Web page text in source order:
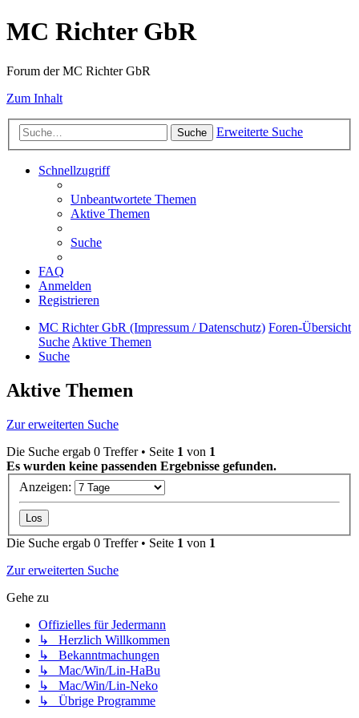
MC Richter GbR
Forum der MC Richter GbR
Zum Inhalt
Suche Erweiterte Suche
Schnellzugriff
Unbeantwortete Themen
Aktive Themen
Suche
FAQ
Anmelden
Registrieren
MC Richter GbR (Impressum / Datenschutz) Foren-Übersicht
SucheAktive Themen
Suche
Aktive Themen
Zur erweiterten Suche
Die Suche ergab 0 Treffer • Seite 1 von 1
Es wurden keine passenden Ergebnisse gefunden.
Anzeigen:
Die Suche ergab 0 Treffer • Seite 1 von 1
Zur erweiterten Suche
Gehe zu
Offizielles für Jedermann
↳ Herzlich Willkommen
↳ Bekanntmachungen
↳ Mac/Win/Lin-HaBu
↳ Mac/Win/Lin-Neko
↳ Übrige Programme